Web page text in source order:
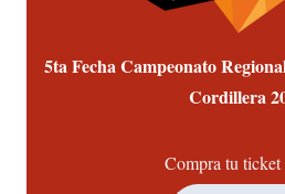
5ta Fecha Campeonato
Cordillera
Compra tu ticket